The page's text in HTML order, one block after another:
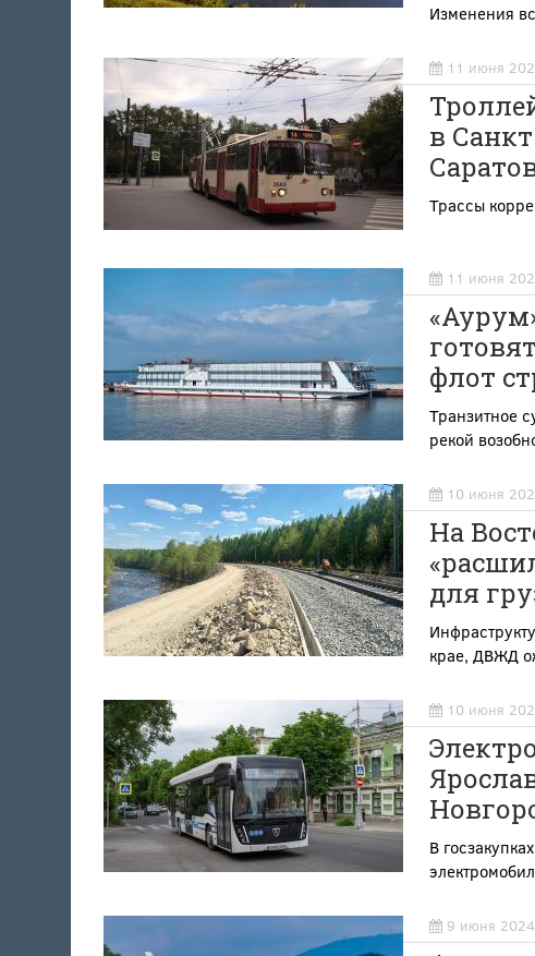
Изменения
11 июня
в
Трассы
11 июня
флот
Транзитное
рекой
10 июня
На
для
крае, ДВЖД
10 июня
В
9 июня